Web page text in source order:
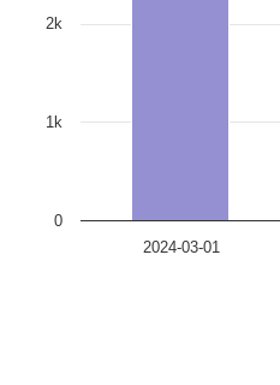
2024-03-01
0
1k
2k